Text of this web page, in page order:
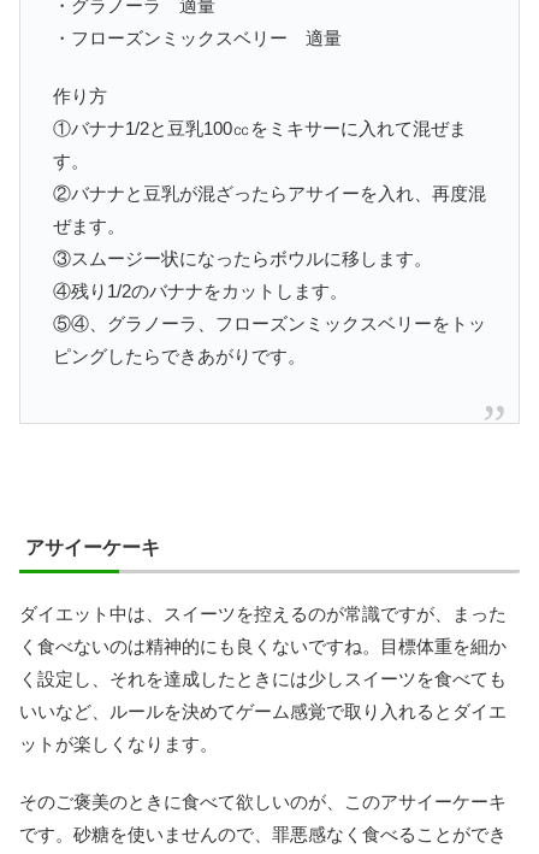
・グラノーラ 適量
・フローズンミックスベリー 適量
作り方
①バナナ1/2と豆乳100㏄をミキサーに入れて混ぜま
す。
②バナナと豆乳が混ざったらアサイーを入れ、再度混
ぜます。
③スムージー状になったらボウルに移します。
④残り1/2のバナナをカットします。
⑤④、グラノーラ、フローズンミックスベリーをトッ
ピングしたらできあがりです。
アサイーケーキ
ダイエット中は、スイーツを控えるのが常識ですが、まった
く食べないのは精神的にも良くないですね。目標体重を細か
く設定し、それを達成したときには少しスイーツを食べても
いいなど、ルールを決めてゲーム感覚で取り入れるとダイエ
ットが楽しくなります。
そのご褒美のときに食べて欲しいのが、このアサイーケーキ
です。砂糖を使いませんので、罪悪感なく食べることができ